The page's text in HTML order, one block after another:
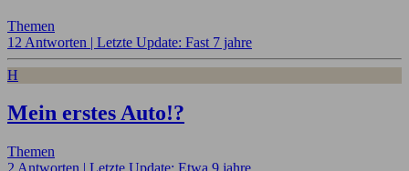
Themen
12 Antworten | Letzte Update: Fast 7 jahre
H
Mein erstes Auto!?
Themen